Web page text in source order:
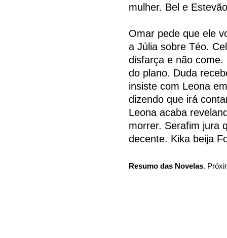
mulher. Bel e
Omar pede que ele
a Júlia sobre Téo.
disfarça e não
do plano. Duda
insiste com Leona
dizendo que irá
Leona acaba
morrer. Serafim jura
decente. Kika beija
Resumo das Novelas.